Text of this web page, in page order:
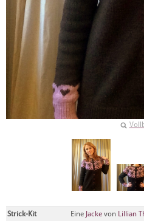
Strick-Kit Eine Jacke von Lillian